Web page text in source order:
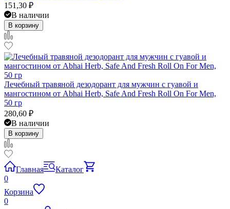
151,30 ₽
В наличии
В корзину
Лечебный травяной дезодорант для мужчин с гуавой и
мангостином от Abhai Herb, Safe And Fresh Roll On For Men,
50 гр
280,60 ₽
В наличии
В корзину
Главная
Каталог
0
Корзина
0